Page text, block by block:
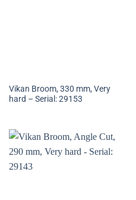
Vikan Broom, 330 mm, Very
hard – Serial: 29153